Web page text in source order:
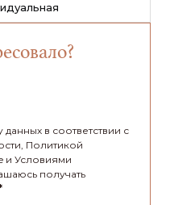
в соответствии с
Политикой
и Условиями
получать